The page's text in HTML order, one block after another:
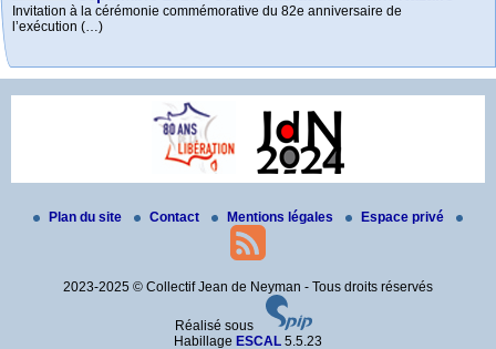
Invitation à la cérémonie commémorative du 82e anniversaire de
l’exécution (…)
Palmarès C.N.R.D. 2025-2026
Bravo à toutes et tous, élèves et profs.
commémoration des exécutions de Châteaubriant
Toutes les informations à venir sur le site internet de l’Amicale (…)
Mai 2026 - Commémoration à La Baule-Escoublac
Rendez-vous devant la maison où Jean a enseigné, à La Baule-Escoublac
Plan du site Contact Mentions légales Espace privé
2023-2025 © Collectif Jean de Neyman - Tous droits réservés
Réalisé sous
Habillage ESCAL 5.5.23